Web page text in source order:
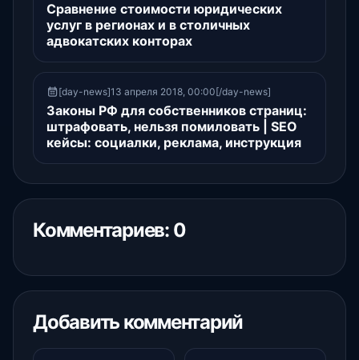
Сравнение стоимости юридических
услуг в регионах и в столичных
адвокатских конторах
[day-news]13 апреля 2018, 00:00[/day-news]
Законы РФ для собственников страниц:
штрафовать, нельзя помиловать | SEO
кейсы: социалки, реклама, инструкция
Комментариев: 0
Добавить комментарий